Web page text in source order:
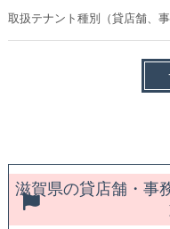
取扱テナント種別（貸店舗、
滋賀県の貸店舗・事